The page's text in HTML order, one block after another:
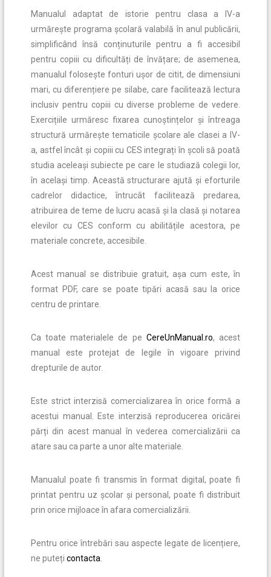
Manualul adaptat de istorie pentru clasa a IV-a
urmărește programa școlară valabilă în anul publicării,
simplificând însă conținuturile pentru a fi accesibil
pentru copiii cu dificultăți de învățare; de asemenea,
manualul folosește fonturi ușor de citit, de dimensiuni
mari, cu diferențiere pe silabe, care facilitează lectura
inclusiv pentru copiii cu diverse probleme de vedere.
Exercițiile urmăresc fixarea cunoștințelor și întreaga
structură urmărește tematicile școlare ale clasei a IV-
a, astfel încât și copiii cu CES integrați în școli să poată
studia aceleași subiecte pe care le studiază colegii lor,
în același timp. Această structurare ajută și eforturile
cadrelor didactice, întrucât facilitează predarea,
atribuirea de teme de lucru acasă și la clasă și notarea
elevilor cu CES conform cu abilitățile acestora, pe
materiale concrete, accesibile.
Acest manual se distribuie gratuit, așa cum este, în
format PDF, care se poate tipări acasă sau la orice
centru de printare.
Ca toate materialele de pe CereUnManual.ro, acest
manual este protejat de legile în vigoare privind
drepturile de autor.
Este strict interzisă comercializarea în orice formă a
acestui manual. Este interzisă reproducerea oricărei
părți din acest manual în vederea comercializării ca
atare sau ca parte a unor alte materiale.
Manualul poate fi transmis în format digital, poate fi
printat pentru uz școlar și personal, poate fi distribuit
prin orice mijloace în afara comercializării.
Pentru orice întrebări sau aspecte legate de licențiere,
ne puteți contacta